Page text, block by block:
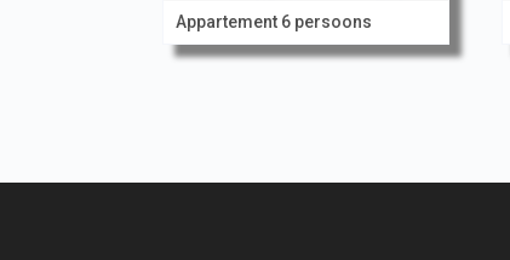
Appartement 6 persoons